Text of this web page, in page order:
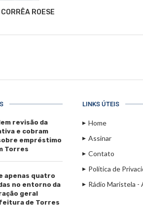
ROESE
revisão da
e cobram
empréstimo
Torres
apenas quatro
no entorno da
geral
de Torres
LINKS ÚTEIS
Home
Assinar
Contato
Política de
Rádio Maristela -